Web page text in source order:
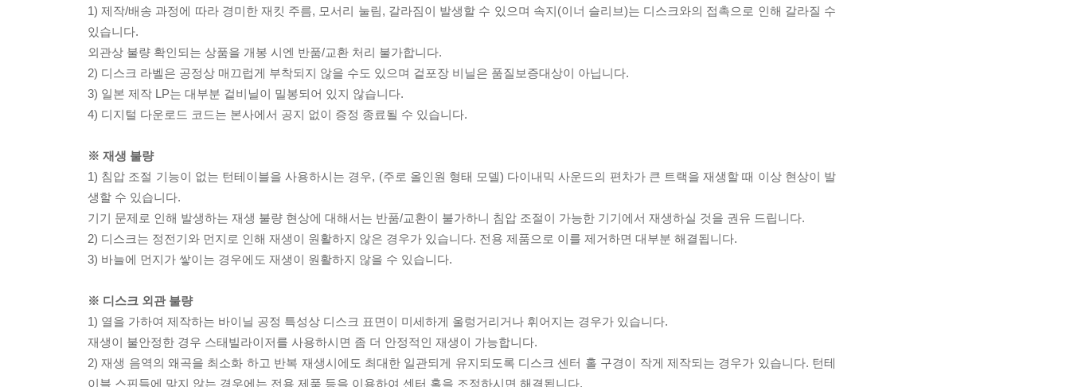
1) 제작/배송 과정에 따라 경미한 재킷 주름, 모서리 눌림, 갈라짐이 발생할 수 있으며 속지(이너 슬리브)는 디스크와의 접촉으로 인해 갈라질 수
있습니다.
외관상 불량 확인되는 상품을 개봉 시엔 반품/교환 처리 불가합니다.
2) 디스크 라벨은 공정상 매끄럽게 부착되지 않을 수도 있으며 겉포장 비닐은 품질보증대상이 아닙니다.
3) 일본 제작 LP는 대부분 겉비닐이 밀봉되어 있지 않습니다.
4) 디지털 다운로드 코드는 본사에서 공지 없이 증정 종료될 수 있습니다.
※ 재생 불량
1) 침압 조절 기능이 없는 턴테이블을 사용하시는 경우, (주로 올인원 형태 모델) 다이내믹 사운드의 편차가 큰 트랙을 재생할 때 이상 현상이 발
생할 수 있습니다.
기기 문제로 인해 발생하는 재생 불량 현상에 대해서는 반품/교환이 불가하니 침압 조절이 가능한 기기에서 재생하실 것을 권유 드립니다.
2) 디스크는 정전기와 먼지로 인해 재생이 원활하지 않은 경우가 있습니다. 전용 제품으로 이를 제거하면 대부분 해결됩니다.
3) 바늘에 먼지가 쌓이는 경우에도 재생이 원활하지 않을 수 있습니다.
※ 디스크 외관 불량
1) 열을 가하여 제작하는 바이닐 공정 특성상 디스크 표면이 미세하게 울렁거리거나 휘어지는 경우가 있습니다.
재생이 불안정한 경우 스태빌라이저를 사용하시면 좀 더 안정적인 재생이 가능합니다.
2) 재생 음역의 왜곡을 최소화 하고 반복 재생시에도 최대한 일관되게 유지되도록 디스크 센터 홀 구경이 작게 제작되는 경우가 있습니다. 턴테
이블 스핀들에 맞지 않는 경우에는 전용 제품 등을 이용하여 센터 홀을 조정하시면 해결됩니다.